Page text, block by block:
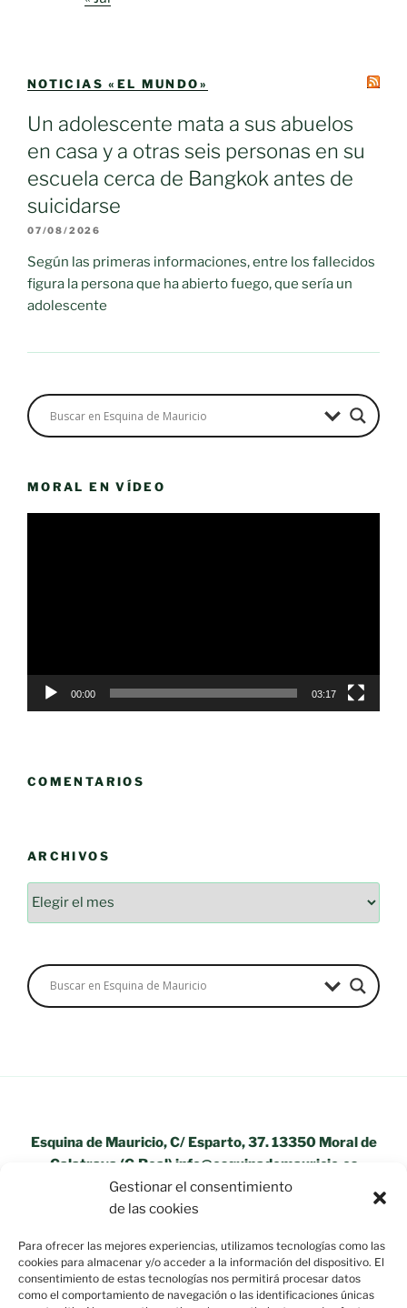
Gestionar el consentimiento
de las cookies
Para ofrecer las mejores experiencias, utilizamos tecnologías como las
cookies para almacenar y/o acceder a la información del dispositivo. El
consentimiento de estas tecnologías nos permitirá procesar datos
como el comportamiento de navegación o las identificaciones únicas
NOTICIAS «EL MUNDO»
Un adolescente mata a sus abuelos
en casa y a otras seis personas en su
escuela cerca de Bangkok antes de
suicidarse
07/08/2026
Según las primeras informaciones, entre los fallecidos
figura la persona que ha abierto fuego, que sería un
adolescente
MORAL EN VÍDEO
00:00 03:17
COMENTARIOS
ARCHIVOS
Esquina de Mauricio, C/ Esparto, 37. 13350 Moral de
Calatrava (C.Real) info@esquinademauricio.es
«Aviso Legal»